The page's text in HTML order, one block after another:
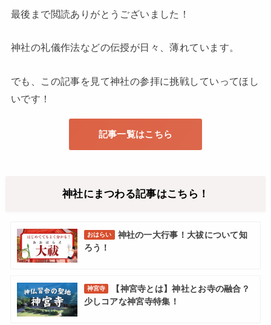
最後まで閲読ありがとうございました！
神社の礼儀作法などの伝授が日々、薄れています。
でも、この記事を見て神社の参拝に挑戦していってほし
いです！
記事一覧はこちら
神社にまつわる記事はこちら！
おはらい
神社の一大行事！大祓について知
ろう！
神宮寺
【神宮寺とは】神社とお寺の融合？
少しコアな神宮寺特集！